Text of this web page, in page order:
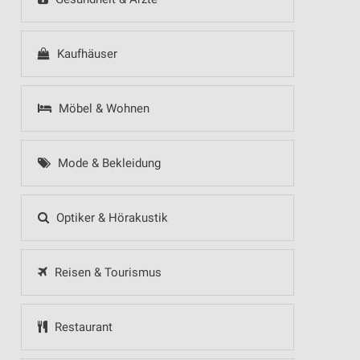
Kaufhäuser
Möbel & Wohnen
Mode & Bekleidung
Optiker & Hörakustik
Reisen & Tourismus
Restaurant